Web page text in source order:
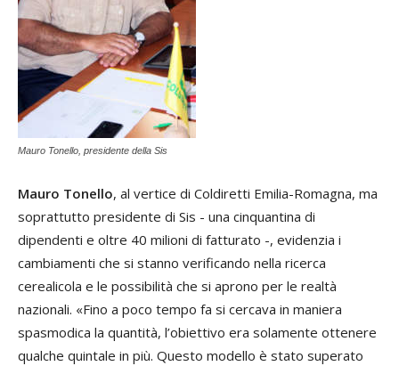
Mauro Tonello, presidente della Sis
Mauro Tonello, al vertice di Coldiretti Emilia-Romagna, ma
soprattutto presidente di Sis - una cinquantina di
dipendenti e oltre 40 milioni di fatturato -, evidenzia i
cambiamenti che si stanno verificando nella ricerca
cerealicola e le possibilità che si aprono per le realtà
nazionali. «Fino a poco tempo fa si cercava in maniera
spasmodica la quantità, l’obiettivo era solamente ottenere
qualche quintale in più. Questo modello è stato superato